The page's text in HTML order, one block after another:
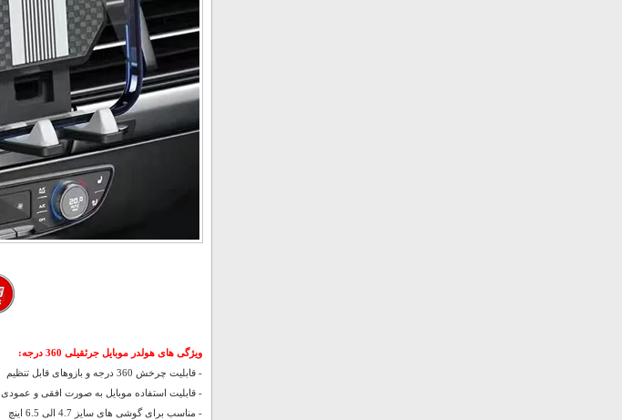
ویژگی های هولدر موبایل جرثقیلی 360 درجه:
- قابلیت چرخش 360 درجه و بازوهای قابل تنظیم
- قابلیت استفاده موبایل به صورت افقی و عمودی
- مناسب برای گوشی های سایز 4.7 الی 6.5 اینچ